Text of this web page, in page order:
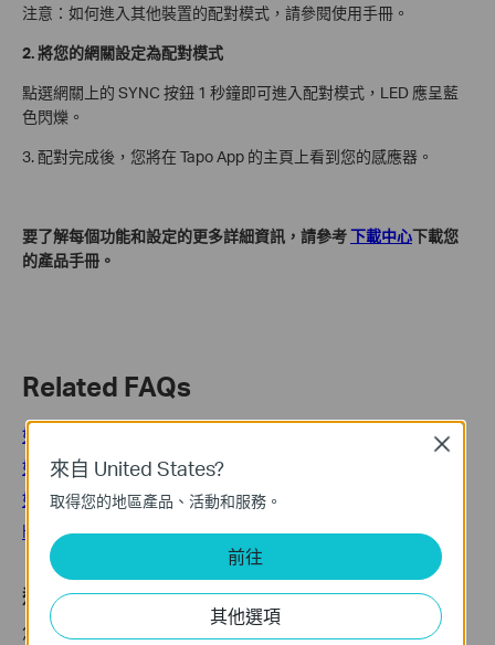
注意：如何進入其他裝置的配對模式，請參閱使用手冊。
2. 將您的網關設定為配對模式
點選網關上的 SYNC 按鈕 1 秒鐘即可進入配對模式，LED 應呈藍
色閃爍。
3. 配對完成後，您將在 Tapo App 的主頁上看到您的感應器。
要了解每個功能和設定的更多詳細資訊，請參考下載中心下載您
的產品手冊。
Related FAQs
如何設定Tapo智慧按鈕？
如何配對Tapo門窗感應器?
如何配對Tapo智慧動作感應器?
How Can I Put Tapo Smart Switch in Pairing Mode?
這篇faq是否有用?
您的反饋將幫助我們改善網站
來自 United States?
取得您的地區產品、活動和服務。
前往
其他選項
Close